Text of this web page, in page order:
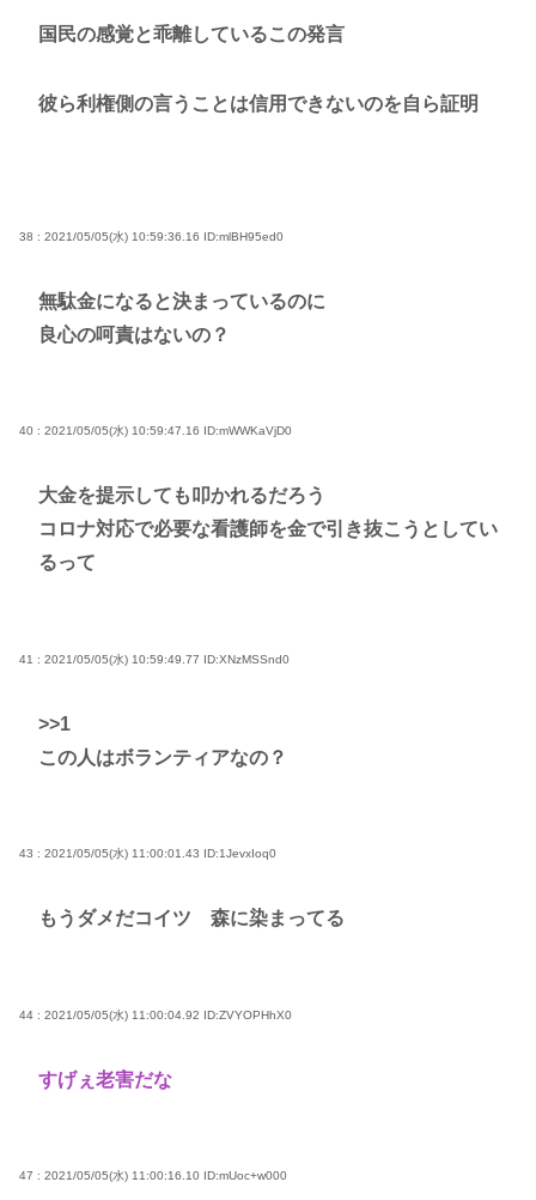
国民の感覚と乖離しているこの発言
彼ら利権側の言うことは信用できないのを自ら証明
38 : 2021/05/05(水) 10:59:36.16 ID:mlBH95ed0
無駄金になると決まっているのに
良心の呵責はないの？
40 : 2021/05/05(水) 10:59:47.16 ID:mWWKaVjD0
大金を提示しても叩かれるだろう
コロナ対応で必要な看護師を金で引き抜こうとしてい
るって
41 : 2021/05/05(水) 10:59:49.77 ID:XNzMSSnd0
>>1
この人はボランティアなの？
43 : 2021/05/05(水) 11:00:01.43 ID:1JevxIoq0
もうダメだコイツ 森に染まってる
44 : 2021/05/05(水) 11:00:04.92 ID:ZVYOPHhX0
すげぇ老害だな
47 : 2021/05/05(水) 11:00:16.10 ID:mUoc+w000